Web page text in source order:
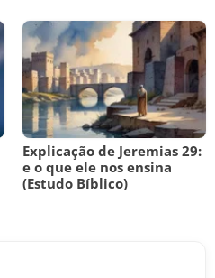
Explicação de Jeremias 29:
e o que ele nos ensina
(Estudo Bíblico)